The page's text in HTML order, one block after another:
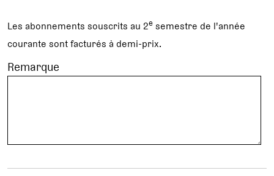
Les abonnements souscrits au 2e semestre de l'année
courante sont facturés à demi-prix.
Remarque